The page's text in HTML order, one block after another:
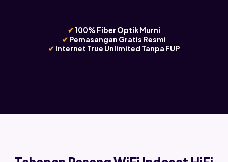
✔ 100% Fiber Optik Murni
✔ Pemasangan Gratis Resmi
✔ Internet True Unlimited Tanpa FUP